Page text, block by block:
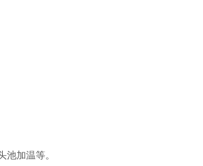
加温等。